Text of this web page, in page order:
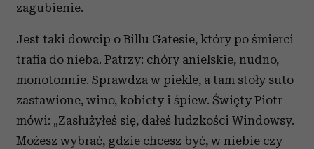
zagubienie.
Jest taki dowcip o Billu Gatesie, który po śmierci
trafia do nieba. Patrzy: chóry anielskie, nudno,
monotonnie. Sprawdza w piekle, a tam stoły suto
zastawione, wino, kobiety i śpiew. Święty Piotr
mówi: „Zasłużyłeś się, dałeś ludzkości Windowsy.
Możesz wybrać, gdzie chcesz być, w niebie czy